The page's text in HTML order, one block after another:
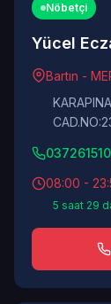
Nöbetçi
Yücel
Bartın -
08:00 -
5 saat 29